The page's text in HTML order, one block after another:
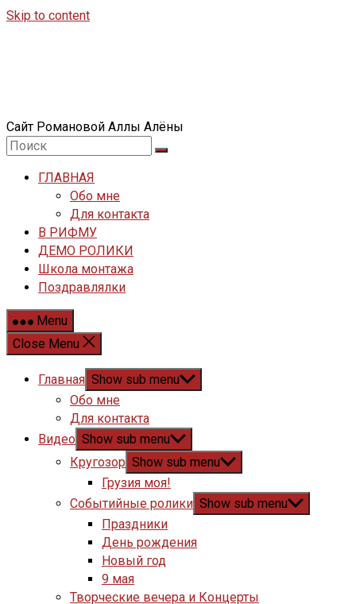
Skip to content
Сайт Романовой Аллы Алёны
ГЛАВНАЯ
Обо мне
Для контакта
В РИФМУ
ДЕМО РОЛИКИ
Школа монтажа
Поздравлялки
Menu
Close Menu
Главная Show sub menu
Обо мне
Для контакта
Видео Show sub menu
Кругозор Show sub menu
Грузия моя!
Событийные ролики Show sub menu
Праздники
День рождения
Новый год
9 мая
Творческие вечера и Концерты